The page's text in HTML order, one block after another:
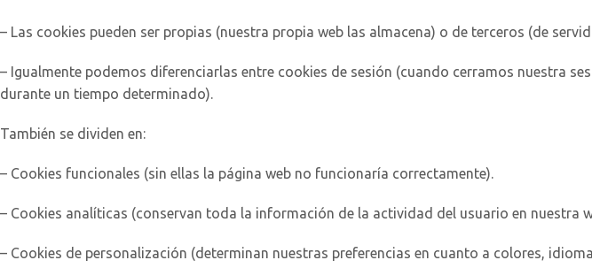
– Las cookies pueden ser propias (nuestra propia web las almacena) o de terceros (de
– Igualmente podemos diferenciarlas entre cookies de sesión (cuando cerramos nuestra
durante un tiempo determinado).
También se dividen en:
– Cookies funcionales (sin ellas la página web no funcionaría correctamente).
– Cookies analíticas (conservan toda la información de la actividad del usuario en
– Cookies de personalización (determinan nuestras preferencias en cuanto a colores,